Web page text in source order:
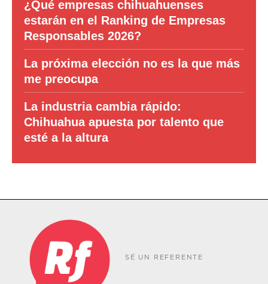
¿Qué empresas chihuahuenses
estarán en el Ranking de Empresas
Responsables 2026?
La próxima elección no es la que más
me preocupa
La industria cambia rápido:
Chihuahua apuesta por talento que
esté a la altura
SÉ UN REFERENTE